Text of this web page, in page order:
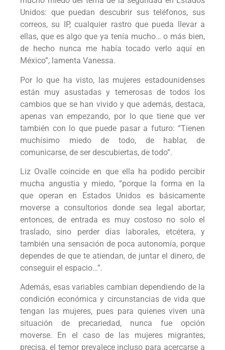
Unidos: que puedan descubrir sus teléfonos, sus
correos, su IP, cualquier rastro que pueda llevar a
ellas, que es algo que ya tenía mucho… o más bien,
de hecho nunca me había tocado verlo aquí en
México”, lamenta Vanessa.
Por lo que ha visto, las mujeres estadounidenses
están muy asustadas y temerosas de todos los
cambios que se han vivido y que además, destaca,
apenas van empezando, por lo que tiene que ver
también con lo que puede pasar a futuro: “Tienen
muchísimo miedo de todo, de hablar, de
comunicarse, de ser descubiertas, de todo”.
Liz Ovalle coincide en que ella ha podido percibir
mucha angustia y miedo, “porque la forma en la
que operan en Estados Unidos es básicamente
moverse a consultorios donde sea legal abortar;
entonces, de entrada es muy costoso no solo el
traslado, sino perder días laborales, etcétera, y
también una sensación de poca autonomía, porque
dependes de que te atiendan, de juntar el dinero, de
conseguir el espacio…”.
Además, esas variables cambian dependiendo de la
condición económica y circunstancias de vida que
tengan las mujeres, pues para quienes viven una
situación de precariedad, nunca fue opción
moverse. En el caso de las mujeres migrantes,
precisa, el temor prevalece incluso para acercarse a